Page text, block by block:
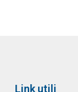
Link utili